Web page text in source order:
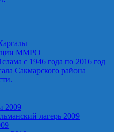
ММРО
с 1946 года по 2016 год
Сакмарского района
2009
лагерь 2009